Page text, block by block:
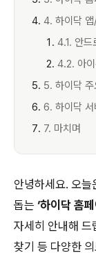
4. 하이닥 앱
4.1. 안
4.2. 아
5. 하이닥 주
6. 하이닥 서
7. 마치며
안녕하세요. 오
돕는 ‘하이닥 홈
자세히 안내해 드
찾기 등 다양한